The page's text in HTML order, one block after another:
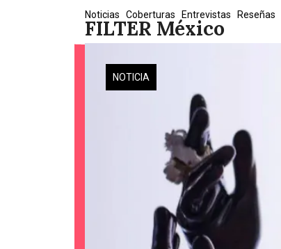
FILTER México
Noticias Coberturas Entrevistas Reseñas
NOTICIA